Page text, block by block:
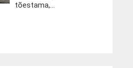
tõestama,...